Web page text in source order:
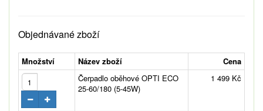
Objednávané zboží
Množství Název zboží
Cena
Čerpadlo oběhové OPTI ECO
25-60/180 (5-45W)
1 499 Kč